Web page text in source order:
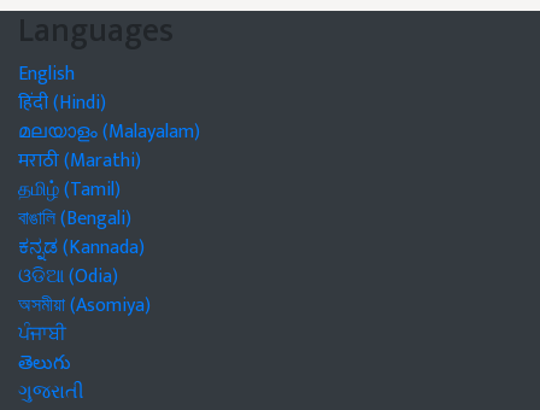
Languages
English
हिंदी (Hindi)
മലയാളം (Malayalam)
मराठी (Marathi)
தமிழ் (Tamil)
বাঙালি (Bengali)
ಕನ್ನಡ (Kannada)
ଓଡିଆ (Odia)
অসমীয়া (Asomiya)
ਪੰਜਾਬੀ
తెలుగు
ગુજરાતી